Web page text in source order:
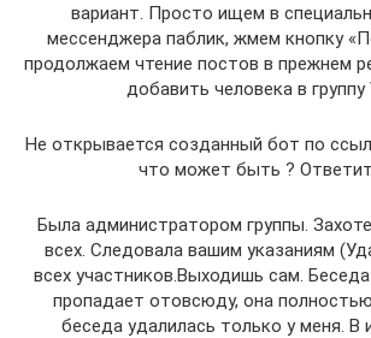
вариант. Просто ищем в
мессенджера паблик, жмем кнопку
продолжаем чтение постов в прежнем
добавить человека в группу
Не открывается созданный бот по
что может быть ?
Была администратором группы.
всех. Следовала вашим указаниям
всех участников.Выходишь сам.
пропадает отовсюду, она
беседа удалилась только у меня. В